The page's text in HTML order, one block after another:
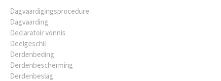
Dagvaardigingsprocedure
Dagvaarding
Declaratoir vonnis
Deelgeschil
Derdenbeding
Derdenbescherming
Derdenbeslag